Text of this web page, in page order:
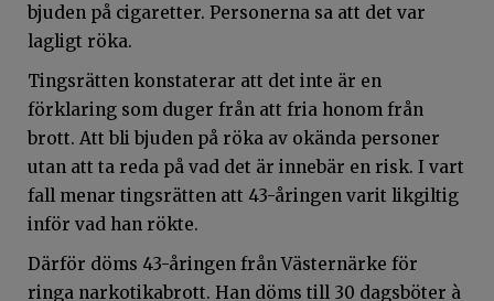
bjuden på cigaretter. Personerna sa att det var
lagligt röka.
Tingsrätten konstaterar att det inte är en
förklaring som duger från att fria honom från
brott. Att bli bjuden på röka av okända personer
utan att ta reda på vad det är innebär en risk. I vart
fall menar tingsrätten att 43-åringen varit likgiltig
inför vad han rökte.
Därför döms 43-åringen från Västernärke för
ringa narkotikabrott. Han döms till 30 dagsböter à